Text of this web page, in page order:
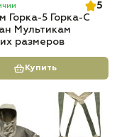
5
Горка-5 Горка-С
Мультикам
размеров
Купить